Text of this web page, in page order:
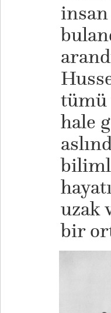
insan
tümü
hale
uzak
bir